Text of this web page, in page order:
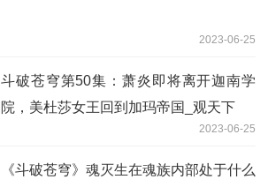
2023-06-25
斗破苍穹第50集：萧炎即将离开迦南学
院，美杜莎女王回到加玛帝国_观天下
2023-06-25
《斗破苍穹》魂灭生在魂族内部处于什么